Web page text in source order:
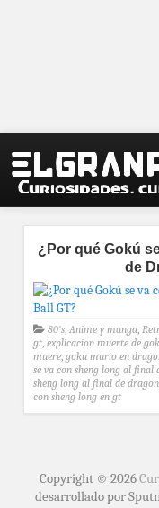
¿Por qué Gokú
de
80's, Anime y manga,
gt, explicacion muerte de
muere, goku murio en
se va con sheng long al
sheng long al final de
con sheng long en gt
Copyright © 2026
desarrollado por